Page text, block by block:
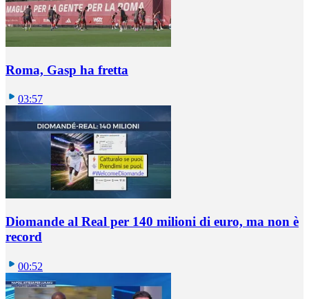
Roma, Gasp ha fretta
03:57
Diomande al Real per 140 milioni di euro, ma non è
record
00:52